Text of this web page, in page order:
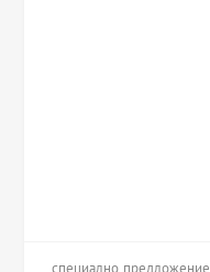
специално предложение